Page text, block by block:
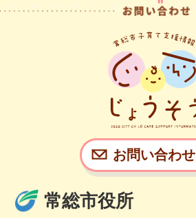
お問い合わせ
常総市役所